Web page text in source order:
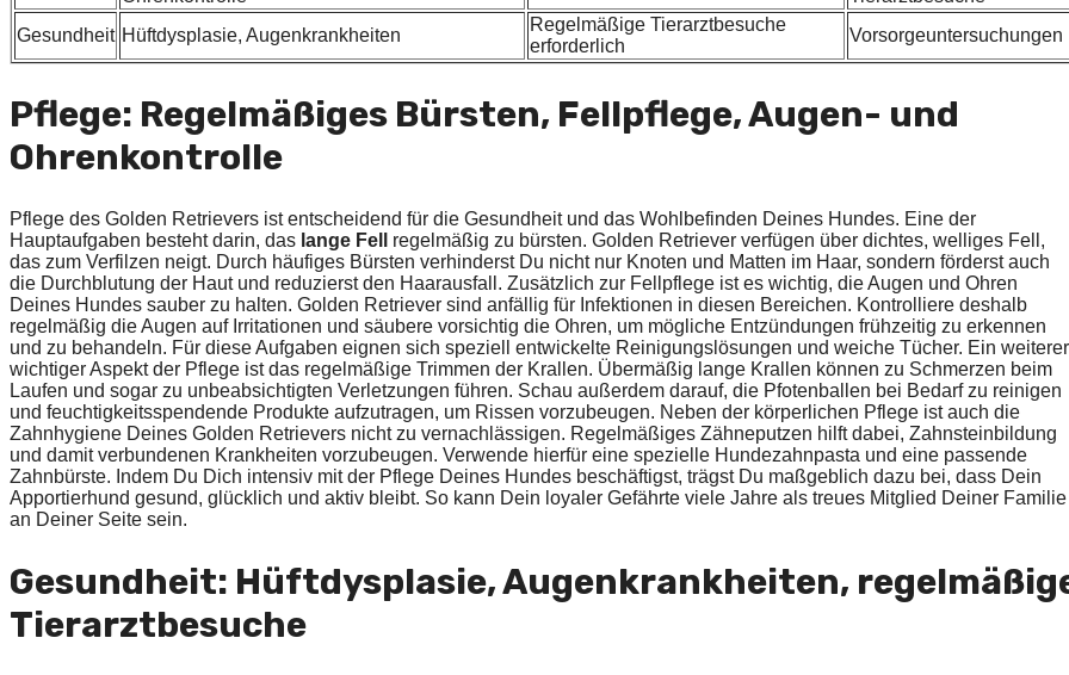
Gesundheit Hüftdysplasie, Augenkrankheiten
Regelmäßige Tierarztbesuche
erforderlich
Vorsorgeuntersuchungen
Pflege: Regelmäßiges Bürsten, Fellpflege, Augen- und
Ohrenkontrolle
Pflege des Golden Retrievers ist entscheidend für die Gesundheit und das Wohlbefinden Deines Hundes. Eine der
Hauptaufgaben besteht darin, das lange Fell
regelmäßig zu bürsten. Golden Retriever verfügen über dichtes, welliges Fell,
das zum Verfilzen neigt. Durch häufiges Bürsten verhinderst Du nicht nur Knoten und Matten im Haar, sondern förderst auch
die Durchblutung der Haut und reduzierst den Haarausfall. Zusätzlich zur Fellpflege ist es wichtig, die Augen und Ohren
Deines Hundes sauber zu halten. Golden Retriever sind anfällig für Infektionen in diesen Bereichen. Kontrolliere deshalb
regelmäßig die Augen auf Irritationen und säubere vorsichtig die Ohren, um mögliche Entzündungen frühzeitig zu erkennen
und zu behandeln. Für diese Aufgaben eignen sich speziell entwickelte Reinigungslösungen und weiche Tücher. Ein weiterer
wichtiger Aspekt der Pflege ist das regelmäßige Trimmen der Krallen. Übermäßig lange Krallen können zu Schmerzen beim
Laufen und sogar zu unbeabsichtigten Verletzungen führen. Schau außerdem darauf, die Pfotenballen bei Bedarf zu reinigen
und feuchtigkeitsspendende Produkte aufzutragen, um Rissen vorzubeugen. Neben der körperlichen Pflege ist auch die
Zahnhygiene Deines Golden Retrievers nicht zu vernachlässigen. Regelmäßiges Zähneputzen hilft dabei, Zahnsteinbildung
und damit verbundenen Krankheiten vorzubeugen. Verwende hierfür eine spezielle Hundezahnpasta und eine passende
Zahnbürste. Indem Du Dich intensiv mit der Pflege Deines Hundes beschäftigst, trägst Du maßgeblich dazu bei, dass Dein
Apportierhund gesund, glücklich und aktiv bleibt. So kann Dein loyaler Gefährte viele Jahre als treues Mitglied Deiner Familie
an Deiner Seite sein.
Gesundheit: Hüftdysplasie, Augenkrankheiten,
Tierarztbesuche